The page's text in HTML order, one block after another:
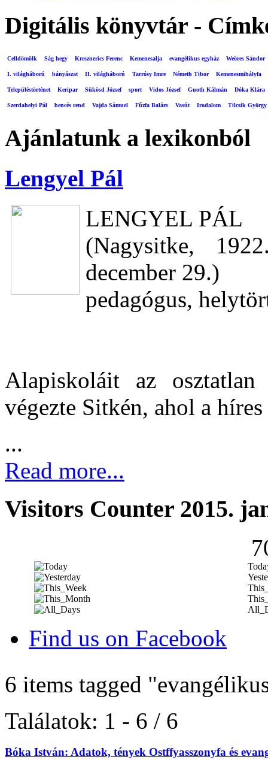
Digitális könyvtár -
Celldömölk Ság hegy Kresznerics Ferenc Kemenesalja evangélikus egyház Weöres Sándor
I. világháború bányászat II. világháború Tarrósy Imre Németh Tibor Kemenesmihályfa
Településtörténet Keripar Sükösd József sport Vidos József Guoth Kálmán Dóka Klára
Szerdahelyi Pál bencés rend Vajda Sámuel Fűzfa Balázs Vasút Irodalom Tilcsik György
Ajánlatunk a lexikonból
Lengyel Pál
LENGYEL PÁL
(Nagysitke,
december 29.)
pedagógus,
Alapiskoláit az osztatlan
végezte Sitkén, ahol a
...
Read more...
Visitors Counter 2015.
Find us on Facebook
6 items tagged
Találatok: 1 - 6 / 6
Bóka István: Adatok, tények Ostffyasszonyfa és